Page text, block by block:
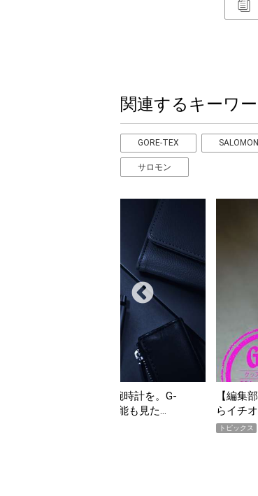
関連するキーワ
GORE-TEX SALOMON
サロモン
だ「指名買い」】2026年7月掲載記事か
「買っ
期
トピックス